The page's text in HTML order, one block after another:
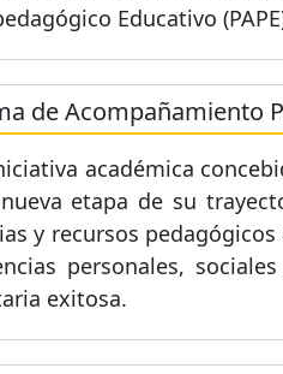
Educativo
de Acompañamiento
académica
etapa de su
y recursos
personales,
exitosa.